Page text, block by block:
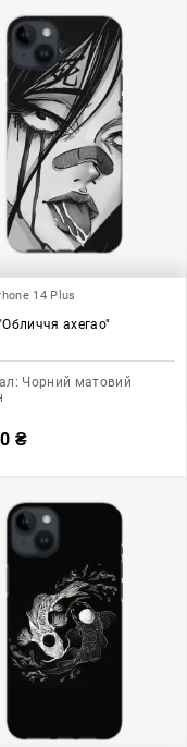
14 Plus
ахегао"
Чорний матовий
₴